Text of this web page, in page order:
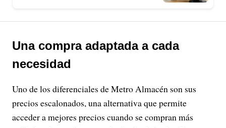
Una compra adaptada a cada
necesidad
Uno de los diferenciales de Metro Almacén son sus
precios escalonados, una alternativa que permite
acceder a mejores precios cuando se compran más